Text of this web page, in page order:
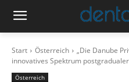
Start Österreich
„Die Danube
innovatives Spektrum
Österreich